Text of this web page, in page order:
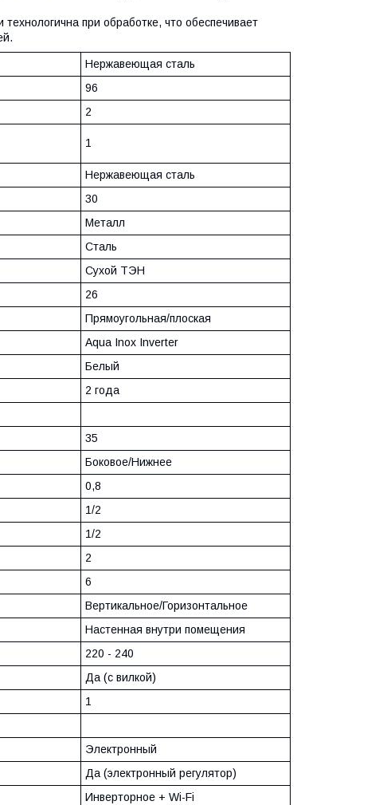
при обработке, что обеспечивает
Нержавеющая сталь
96
2
1
Нержавеющая сталь
30
Металл
Сталь
Сухой ТЭН
26
Прямоугольная/плоская
Aqua Inox Inverter
Белый
2 года
35
Боковое/Нижнее
0,8
1/2
1/2
2
6
Вертикальное/Горизонтальное
Настенная внутри помещения
220 - 240
Да (с вилкой)
1
Электронный
Да (электронный регулятор)
Инверторное + Wi-Fi